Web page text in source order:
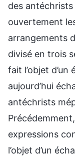
des
ouvertement
arrangements
divisé en trois
fait l’objet
aujourd’hui
antéchrists
expressions
l’objet d’un